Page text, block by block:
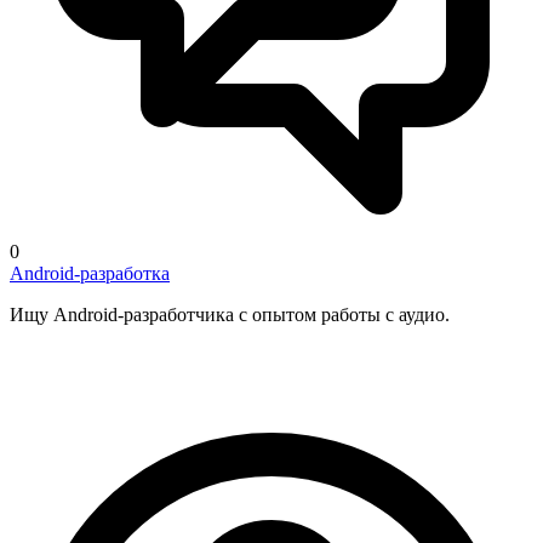
0
Android-разработка
Ищу Android-разработчика с опытом работы с аудио.